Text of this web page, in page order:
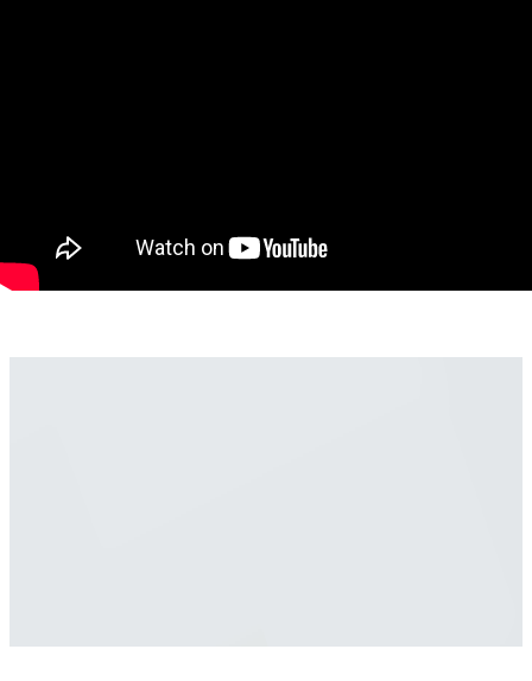
Suprafețe:
Suprafață utilă: 116 mp